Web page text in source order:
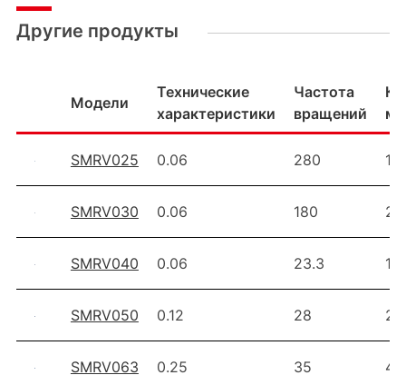
Другие продукты
Модели
Технические
характеристики
Частота
вращений
SMRV025 0.06 280 1.8
SMRV030 0.06 180 2.7
SMRV040 0.06 23.3 14
SMRV050 0.12 28 26
SMRV063 0.25 35 48